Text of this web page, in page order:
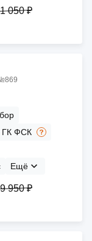
050 ₽
ГК ФСК
Ещё
950 ₽